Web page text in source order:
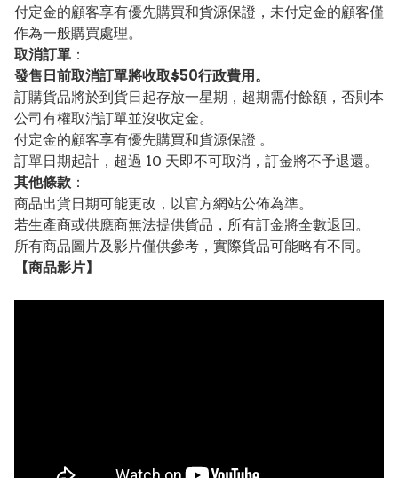
付定金的顧客享有優先購買和貨源保證，未付定金的顧客僅
作為一般購買處理。
取消訂單 ：
發售日前取消訂單將收取$50行政費用。
訂購貨品將於到貨日起存放一星期，超期需付餘額，否則本
公司有權取消訂單並沒收定金。
付定金的顧客享有優先購買和貨源保證 。
訂單日期起計，超過 10 天即不可取消，訂金將不予退還。
其他條款 ：
商品出貨日期可能更改，以官方網站公佈為準。
若生產商或供應商無法提供貨品，所有訂金將全數退回。
所有商品圖片及影片僅供參考，實際貨品可能略有不同。
【商品影片】